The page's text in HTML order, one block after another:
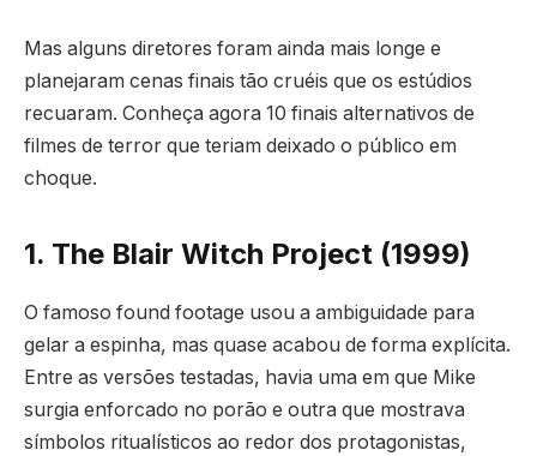
Mas alguns diretores foram ainda mais longe e
planejaram cenas finais tão cruéis que os estúdios
recuaram. Conheça agora 10 finais alternativos de
filmes de terror que teriam deixado o público em
choque.
1. The Blair Witch Project (1999)
O famoso found footage usou a ambiguidade para
gelar a espinha, mas quase acabou de forma explícita.
Entre as versões testadas, havia uma em que Mike
surgia enforcado no porão e outra que mostrava
símbolos ritualísticos ao redor dos protagonistas,